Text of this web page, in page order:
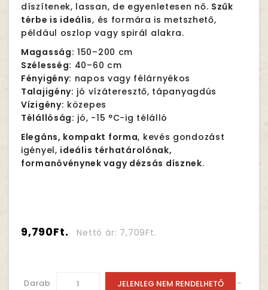
díszítenek, lassan, de egyenletesen nő. Szűk
térbe is ideális, és formára is metszhető,
például oszlop vagy spirál alakra.
Magasság: 150–200 cm
Szélesség: 40–60 cm
Fényigény: napos vagy félárnyékos
Talajigény: jó vízáteresztő, tápanyagdús
Vízigény: közepes
Télállóság: jó, -15 °C-ig télálló
Elegáns, kompakt forma, kevés gondozást
igényel, ideális térhatárolónak,
formanövénynek vagy dézsás dísznek.
9,790Ft. Nettó ár: 7,709Ft.
Darab JELENLEG NEM RENDELHETŐ -